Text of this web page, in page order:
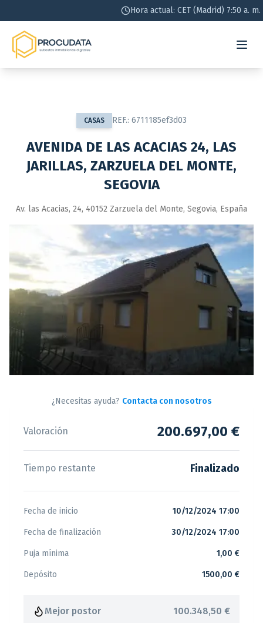
Hora actual: CET (Madrid) 7:50 a. m.
CASAS REF.: 6711185ef3d03
AVENIDA DE LAS ACACIAS 24, LAS
JARILLAS, ZARZUELA DEL MONTE,
SEGOVIA
Av. las Acacias, 24, 40152 Zarzuela del Monte, Segovia, España
¿Necesitas ayuda? Contacta con nosotros
Valoración 200.697,00 €
Tiempo restante Finalizado
Fecha de inicio 10/12/2024 17:00
Fecha de finalización 30/12/2024 17:00
Puja mínima 1,00 €
Depósito 1500,00 €
Mejor postor 100.348,50 €